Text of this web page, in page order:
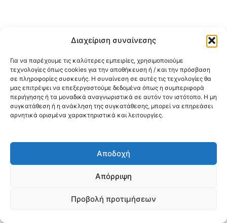
Διαχείριση συναίνεσης
Για να παρέχουμε τις καλύτερες εμπειρίες, χρησιμοποιούμε
τεχνολογίες όπως cookies για την αποθήκευση ή / και την πρόσβαση
σε πληροφορίες συσκευής. Η συναίνεση σε αυτές τις τεχνολογίες θα
μας επιτρέψει να επεξεργαστούμε δεδομένα όπως η συμπεριφορά
περιήγησης ή τα μοναδικά αναγνωριστικά σε αυτόν τον ιστότοπο. Η μη
συγκατάθεση ή η ανάκληση της συγκατάθεσης, μπορεί να επηρεάσει
αρνητικά ορισμένα χαρακτηριστικά και λειτουργίες.
Αποδοχή
Απόρριψη
Προβολή προτιμήσεων